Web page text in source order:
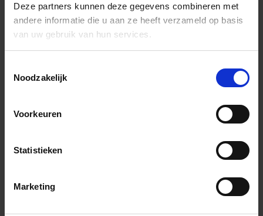
Deze partners kunnen deze gegevens combineren met
andere informatie die u aan ze heeft verzameld op basis
van uw gebruik van hun services.
Noodzakelijk
Voorkeuren
Statistieken
Marketing